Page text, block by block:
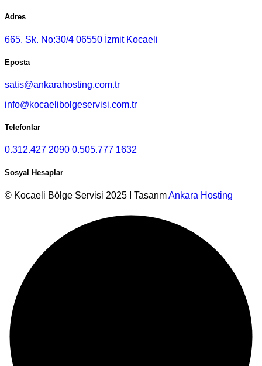
Adres
665. Sk. No:30/4 06550 İzmit Kocaeli
Eposta
satis@ankarahosting.com.tr
info@kocaelibolgeservisi.com.tr
Telefonlar
0.312.427 2090 0.505.777 1632
Sosyal Hesaplar
© Kocaeli Bölge Servisi 2025 I TasarımAnkara Hosting